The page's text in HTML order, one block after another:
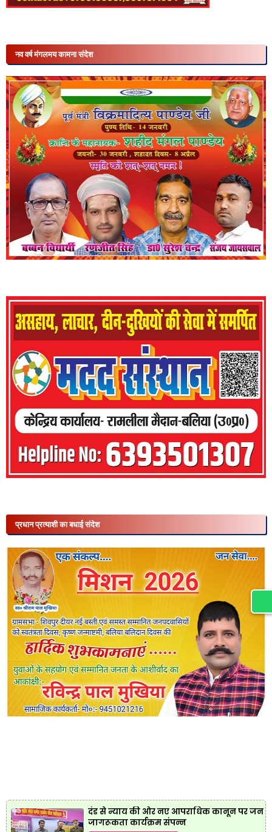
नव वर्ष मंगलमय कामना संदेश
प्रधान प्रत्याशी का बधाई संदेश
दंड से न्याय की ओर नए आपराधिक कानून पर जन
जागरूकता कार्यक्रम संपन्न